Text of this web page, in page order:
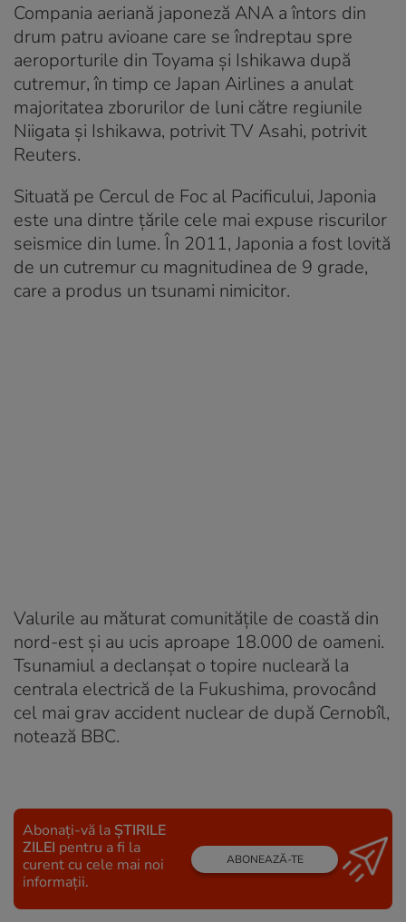
Compania aeriană japoneză ANA a întors din
drum patru avioane care se îndreptau spre
aeroporturile din Toyama şi Ishikawa după
cutremur, în timp ce Japan Airlines a anulat
majoritatea zborurilor de luni către regiunile
Niigata şi Ishikawa, potrivit TV Asahi, potrivit
Reuters.
Situată pe Cercul de Foc al Pacificului, Japonia
este una dintre ţările cele mai expuse riscurilor
seismice din lume. În 2011, Japonia a fost lovită
de un cutremur cu magnitudinea de 9 grade,
care a produs un tsunami nimicitor.
Valurile au măturat comunitățile de coastă din
nord-est și au ucis aproape 18.000 de oameni.
Tsunamiul a declanșat o topire nucleară la
centrala electrică de la Fukushima, provocând
cel mai grav accident nuclear de după Cernobîl,
notează BBC.
Abonați-vă la ȘTIRILE
ZILEI pentru a fi la
curent cu cele mai noi
informații.
ABONEAZĂ-TE